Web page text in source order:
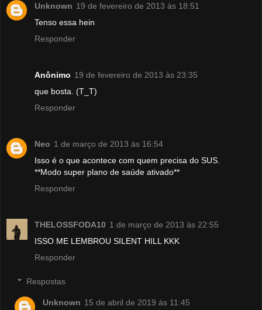
Unknown 19 de fevereiro de 2013 às 18:51
Tenso essa hein
Responder
Anônimo 19 de fevereiro de 2013 às 23:35
que bosta. (T_T)
Responder
Neo 1 de março de 2013 às 16:54
Isso é o que acontece com quem precisa do SUS.
**Modo super plano de saúde ativado**
Responder
THELOSSFODA10 1 de março de 2013 às 22:55
ISSO ME LEMBROU SILENT HILL KKK
Responder
Respostas
Unknown 15 de abril de 2019 às 11:45